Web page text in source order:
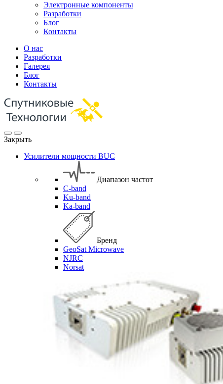
Электронные компоненты
Разработки
Блог
Контакты
О нас
Разработки
Галерея
Блог
Контакты
Закрыть
Усилители мощности BUC
Диапазон частот
C-band
Ku-band
Ka-band
Бренд
GeoSat Microwave
NJRC
Norsat